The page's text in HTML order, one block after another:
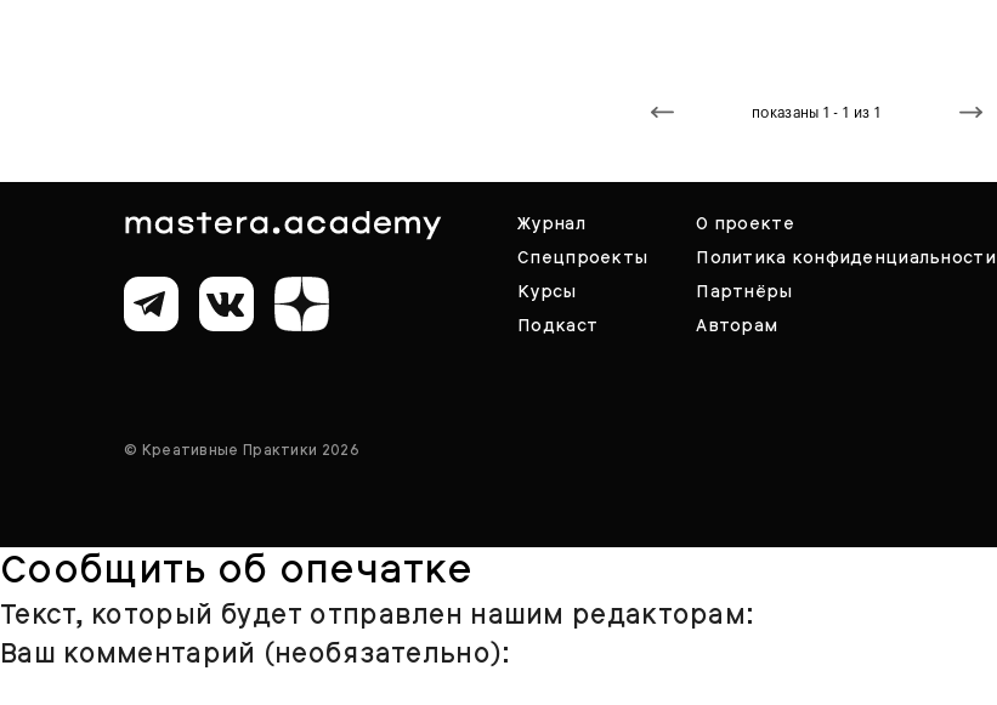
показаны 1 - 1 из 1
Журнал
Спецпроекты
Курсы
Подкаст
О проекте
Политика конфиденциальности
Партнёры
Авторам
© Креативные Практики 2026
Сообщить об опечатке
Текст, который будет отправлен нашим редакторам:
Ваш комментарий (необязательно):